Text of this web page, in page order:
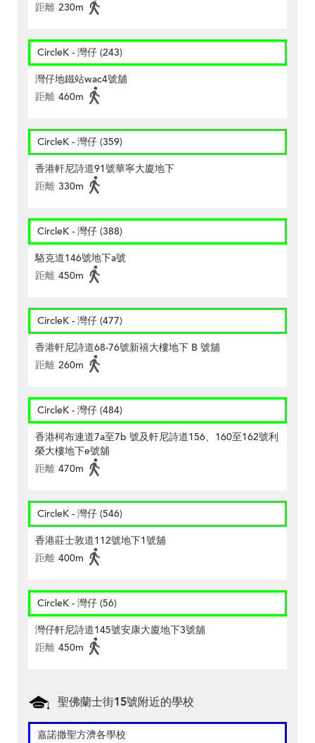
距離 230m
CircleK - 灣仔 (243)
灣仔地鐵站wac4號舖
距離 460m
CircleK - 灣仔 (359)
香港軒尼詩道91號華寧大廈地下
距離 330m
CircleK - 灣仔 (388)
駱克道146號地下a號
距離 450m
CircleK - 灣仔 (477)
香港軒尼詩道68-76號新禧大樓地下 B 號舖
距離 260m
CircleK - 灣仔 (484)
香港柯布連道7a至7b 號及軒尼詩道156、160至162號利
榮大樓地下e號舖
距離 470m
CircleK - 灣仔 (546)
香港莊士敦道112號地下1號舖
距離 400m
CircleK - 灣仔 (56)
灣仔軒尼詩道145號安康大廈地下3號舖
距離 450m
聖佛蘭士街15號附近的學校
嘉諾撒聖方濟各學校